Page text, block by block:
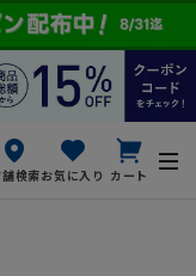
検索お気に入り カート